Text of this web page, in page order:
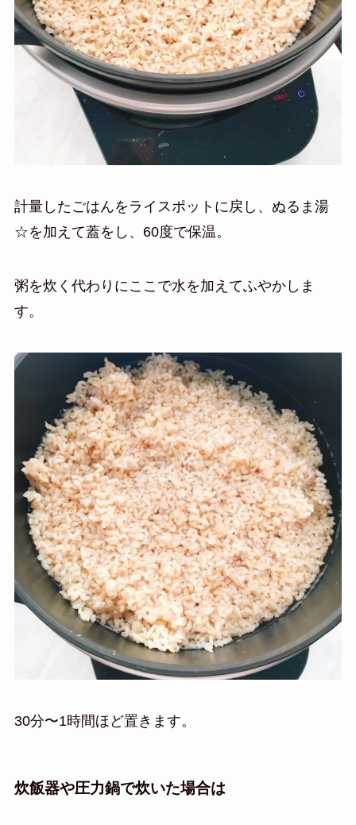
計量したごはんをライスポットに戻し、ぬるま湯
☆を加えて蓋をし、60度で保温。
粥を炊く代わりにここで水を加えてふやかしま
す。
30分〜1時間ほど置きます。
炊飯器や圧力鍋で炊いた場合は